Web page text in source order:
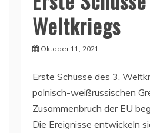
Weltkriegs
Oktober 11, 2021
Erste Schüsse des 3.
polnisch-weißrussischen
Zusammenbruch der EU
Die Ereignisse entwickeln